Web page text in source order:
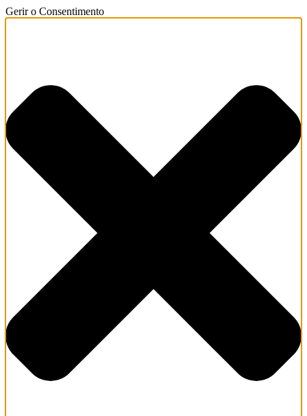
Gerir o Consentimento